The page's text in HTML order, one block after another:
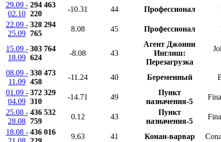
29.09 -
02.10
294 463
220
-10.31 44 Профессионал
22.09 -
25.09
328 294
765
8.08 45 Профессионал
15.09 -
18.09
303 764
624
-8.08 43
Агент Джонни
Инглиш:
Перезагрузка
08.09 -
11.09
330 473
458
-11.24 40 Беременный
01.09 -
04.09
372 329
310
-14.71 49
Пункт
назначения-5
25.08 -
28.08
436 532
759
0.12 43
Пункт
назначения-5
18.08 - 436 016
9.63 41 Конан-варвар